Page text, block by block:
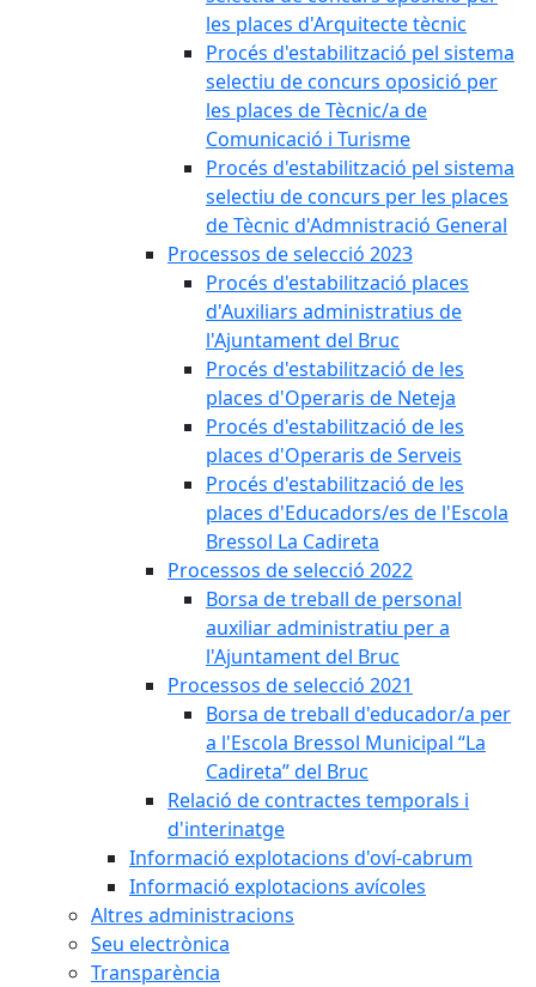
les places d'Arquitecte tècnic
Procés d'estabilització pel sistema
selectiu de concurs oposició per
les places de Tècnic/a de
Comunicació i Turisme
Procés d'estabilització pel sistema
selectiu de concurs per les places
de Tècnic d'Admnistració General
Processos de selecció 2023
Procés d'estabilització places
d'Auxiliars administratius de
l'Ajuntament del Bruc
Procés d'estabilització de les
places d'Operaris de Neteja
Procés d'estabilització de les
places d'Operaris de Serveis
Procés d'estabilització de les
places d'Educadors/es de l'Escola
Bressol La Cadireta
Processos de selecció 2022
Borsa de treball de personal
auxiliar administratiu per a
l'Ajuntament del Bruc
Processos de selecció 2021
Borsa de treball d'educador/a per
a l'Escola Bressol Municipal “La
Cadireta” del Bruc
Relació de contractes temporals i
d'interinatge
Informació explotacions d'oví-cabrum
Informació explotacions avícoles
Altres administracions
Seu electrònica
Transparència